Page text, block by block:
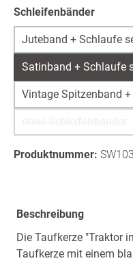
Schleifenbänder
Juteband + Schlaufe
Satinband + Schlaufe
Vintage Spitzenband
Produktnummer:
Beschreibung
Die Taufkerze "Traktor
Taufkerze mit einem